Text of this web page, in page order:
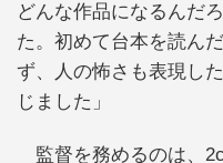
どんな作品になるんだ
た。初めて台本を読ん
ず、人の怖さも表現し
じました」
監督を務めるのは、